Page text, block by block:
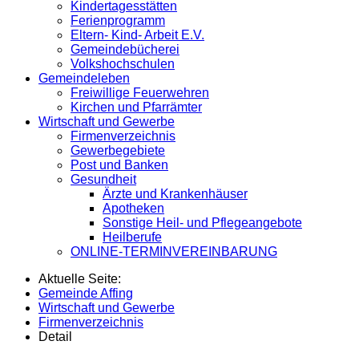
Kindertagesstätten
Ferienprogramm
Eltern- Kind- Arbeit E.V.
Gemeindebücherei
Volkshochschulen
Gemeindeleben
Freiwillige Feuerwehren
Kirchen und Pfarrämter
Wirtschaft und Gewerbe
Firmenverzeichnis
Gewerbegebiete
Post und Banken
Gesundheit
Ärzte und Krankenhäuser
Apotheken
Sonstige Heil- und Pflegeangebote
Heilberufe
ONLINE-TERMINVEREINBARUNG
Aktuelle Seite:
Gemeinde Affing
Wirtschaft und Gewerbe
Firmenverzeichnis
Detail